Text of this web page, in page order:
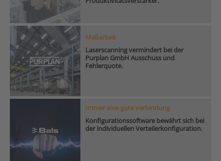
Maßarbeit
Laserscanning vermindert bei der
Purplan GmbH Ausschuss und
Fehlerquote.
Immer eine gute Verbindung
Konfigurationssoftware bewährt sich bei
der individuellen Verteilerkonfiguration.